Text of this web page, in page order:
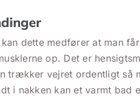
dette medfører at man
op. Det er
trækker vejret ordentligt så
i nakken kan et varmt bad